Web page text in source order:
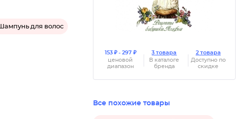
Шампунь для волос
153 ₽ - 297 ₽
ценовой
диапазон
3 товара
В каталоге
бренда
2 товара
Доступно по
скидке
Все похожие товары